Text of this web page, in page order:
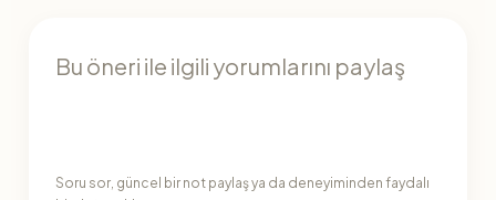
Soru sor, güncel bir not paylaş ya da deneyiminden faydalı